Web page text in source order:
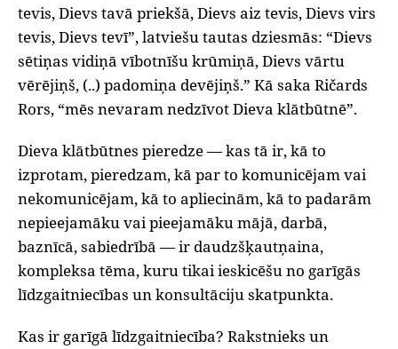
tevis, Dievs tavā priekšā, Dievs aiz tevis, Dievs virs
tevis, Dievs tevī”, latviešu tautas dziesmās: “Dievs
sētiņas vidiņā vībotnīšu krūmiņā, Dievs vārtu
vērējiņš, (..) padomiņa devējiņš.” Kā saka Ričards
Rors, “mēs nevaram nedzīvot Dieva klātbūtnē”.
Dieva klātbūtnes pieredze — kas tā ir, kā to
izprotam, pieredzam, kā par to komunicējam vai
nekomunicējam, kā to apliecinām, kā to padarām
nepieejamāku vai pieejamāku mājā, darbā,
baznīcā, sabiedrībā — ir daudzšķautņaina,
kompleksa tēma, kuru tikai ieskicēšu no garīgās
līdzgaitniecības un konsultāciju skatpunkta.
Kas ir garīgā līdzgaitniecība? Rakstnieks un